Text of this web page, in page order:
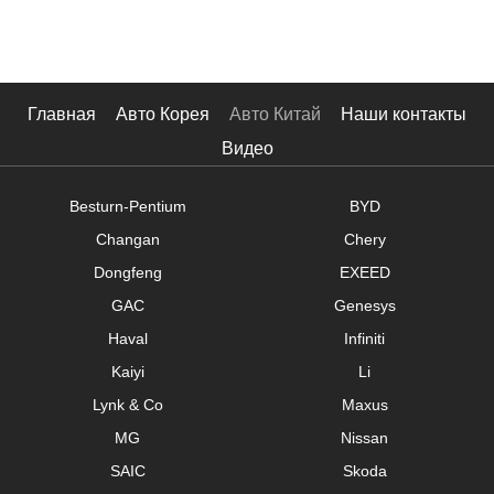
- $
Хэтчбек
Универсал
Главная Авто Корея Авто Китай
Наши контакты
Видео
Besturn-Pentium
BYD
Changan
Chery
Dongfeng
EXEED
GAC
Genesys
Haval
Infiniti
Kaiyi
Li
Lynk & Co
Maxus
MG
Nissan
SAIC
Skoda